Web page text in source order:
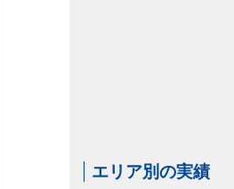
エリア別の実績